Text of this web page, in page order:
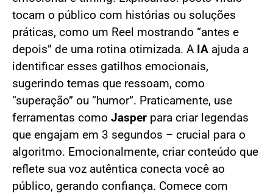
tocam o público com histórias ou soluções
práticas, como um Reel mostrando “antes e
depois” de uma rotina otimizada. A IA ajuda a
identificar esses gatilhos emocionais,
sugerindo temas que ressoam, como
“superação” ou “humor”. Praticamente, use
ferramentas como Jasper para criar legendas
que engajam em 3 segundos – crucial para o
algoritmo. Emocionalmente, criar conteúdo que
reflete sua voz autêntica conecta você ao
público, gerando confiança. Comece com